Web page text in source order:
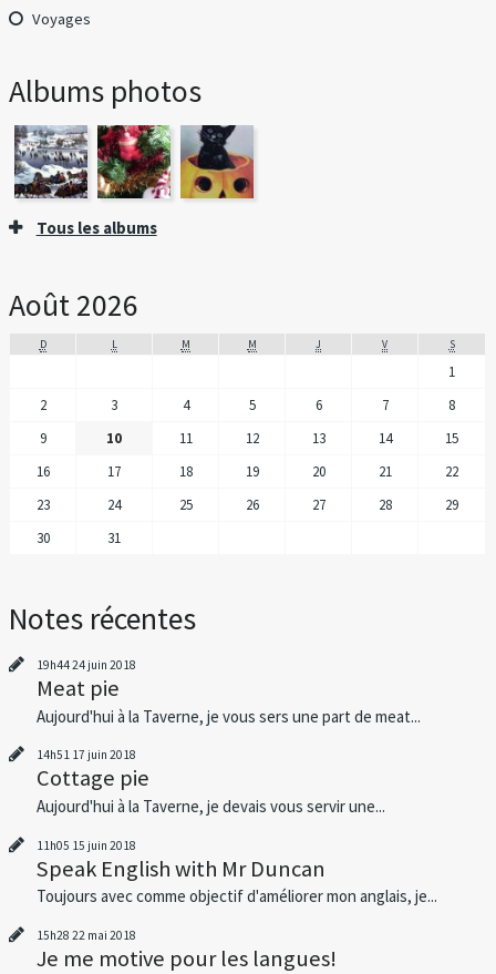
Voyages
Albums photos
Tous les albums
Août 2026
D L M M J V S
1
2
3 4 5 6 7
8
9
10 11 12 13 14
15
16
17 18 19 20 21
22
23
24 25 26 27 28
29
30
31
Notes récentes
19h4424 juin 2018
Meat pie
Aujourd'hui à la Taverne, je vous sers une part de meat...
14h51 17 juin 2018
Cottage pie
Aujourd'hui à la Taverne, je devais vous servir une...
11h05 15 juin 2018
Speak English with Mr Duncan
Toujours avec comme objectif d'améliorer mon anglais, je...
15h28 22 mai 2018
Je me motive pour les langues!